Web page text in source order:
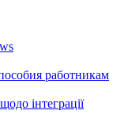
работникам
інтеграції